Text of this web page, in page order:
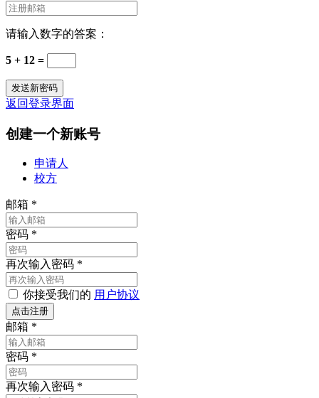
请输入数字的答案：
5 + 12 =
返回登录界面
创建一个新账号
申请人
校方
邮箱 *
密码 *
再次输入密码 *
你接受我们的 用户协议
邮箱 *
密码 *
再次输入密码 *